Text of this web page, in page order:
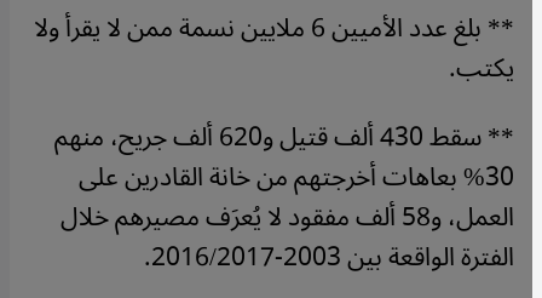
** بلغ عدد الأميين 6 ملايين نسمة ممن لا يقرأ ولا
يكتب.
** سقط 430 ألف قتيل و620 ألف جريح، منهم
30% بعاهات أخرجتهم من خانة القادرين على
العمل، و58 ألف مفقود لا يُعرَف مصيرهم خلال
الفترة الواقعة بين 2003-2016/2017.